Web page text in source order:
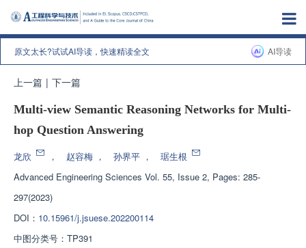
原文太长?试试AI导读，快速精读全文 AI导读
上一篇 | 下一篇
Multi-view Semantic Reasoning Networks for Multi-
hop Question Answering
龙欣 ， 赵容梅 ， 孙界平 ，
琚生根
Advanced Engineering Sciences Vol. 55, Issue 2, Pages: 285-
297(2023)
DOI： 10.15961/j.jsuese.202200114
中图分类号： TP391